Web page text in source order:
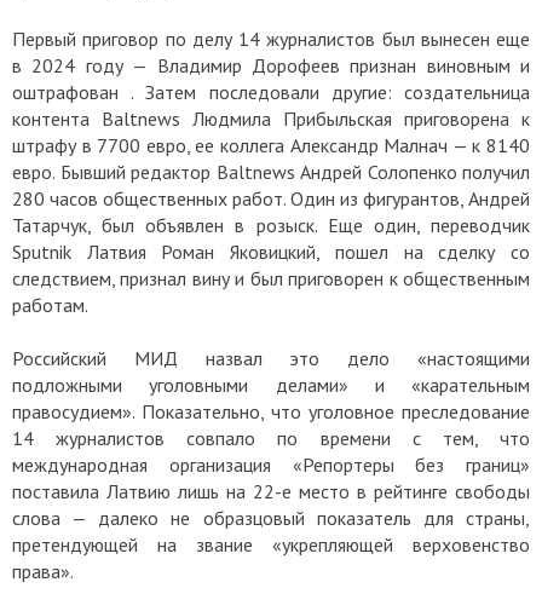
Первый приговор по делу 14 журналистов был вынесен еще
в 2024 году — Владимир Дорофеев признан виновным и
оштрафован . Затем последовали другие: создательница
контента Baltnews Людмила Прибыльская приговорена к
штрафу в 7700 евро, ее коллега Александр Малнач — к 8140
евро. Бывший редактор Baltnews Андрей Солопенко получил
280 часов общественных работ. Один из фигурантов, Андрей
Татарчук, был объявлен в розыск. Еще один, переводчик
Sputnik Латвия Роман Яковицкий, пошел на сделку со
следствием, признал вину и был приговорен к общественным
работам.
Российский МИД назвал это дело «настоящими
подложными уголовными делами» и «карательным
правосудием». Показательно, что уголовное преследование
14 журналистов совпало по времени с тем, что
международная организация «Репортеры без границ»
поставила Латвию лишь на 22-е место в рейтинге свободы
слова — далеко не образцовый показатель для страны,
претендующей на звание «укрепляющей верховенство
права».